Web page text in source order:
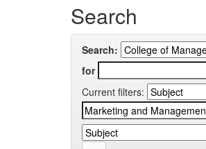
Search
Search:
for
Current filters: